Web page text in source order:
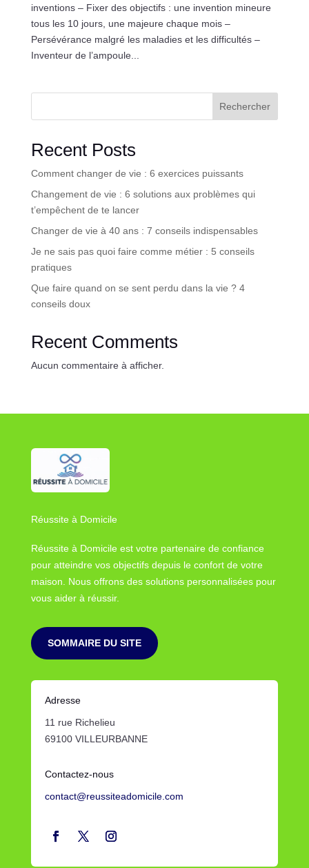
inventions – Fixer des objectifs : une invention mineure
tous les 10 jours, une majeure chaque mois –
Persévérance malgré les maladies et les difficultés –
Inventeur de l’ampoule...
Rechercher
Recent Posts
Comment changer de vie : 6 exercices puissants
Changement de vie : 6 solutions aux problèmes qui
t’empêchent de te lancer
Changer de vie à 40 ans : 7 conseils indispensables
Je ne sais pas quoi faire comme métier : 5 conseils
pratiques
Que faire quand on se sent perdu dans la vie ? 4
conseils doux
Recent Comments
Aucun commentaire à afficher.
Réussite à Domicile
Réussite à Domicile est votre partenaire de confiance
pour atteindre vos objectifs depuis le confort de votre
maison. Nous offrons des solutions personnalisées pour
vous aider à réussir.
SOMMAIRE DU SITE
Adresse
11 rue Richelieu
69100 VILLEURBANNE
Contactez-nous
contact@reussiteadomicile.com